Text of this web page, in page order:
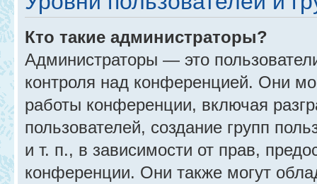
Кто такие администраторы?
Администраторы — это
контроля над конференцией. Они
работы конференции, включая
пользователей, создание групп
и т. п., в зависимости от прав,
конференции. Они также могут